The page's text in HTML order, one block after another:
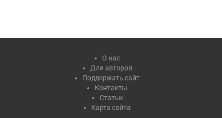
О нас
Для авторов
Поддержать сайт
Контакты
Статьи
Карта сайта